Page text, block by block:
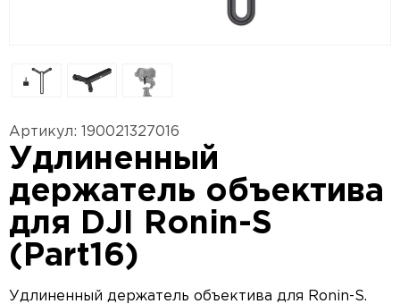
Артикул: 190021327016
Удлиненный
держатель объектива
для DJI Ronin-S
(Part16)
Удлиненный держатель объектива для Ronin-S.